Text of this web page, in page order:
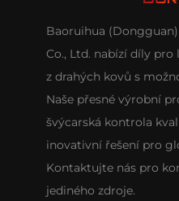
Baoruihua
Co., Ltd. nabízí díly
z drahých kovů s
Naše přesné výrobní
švýcarská kontrola
inovativní řešení pro
Kontaktujte nás pro
jediného zdroje.